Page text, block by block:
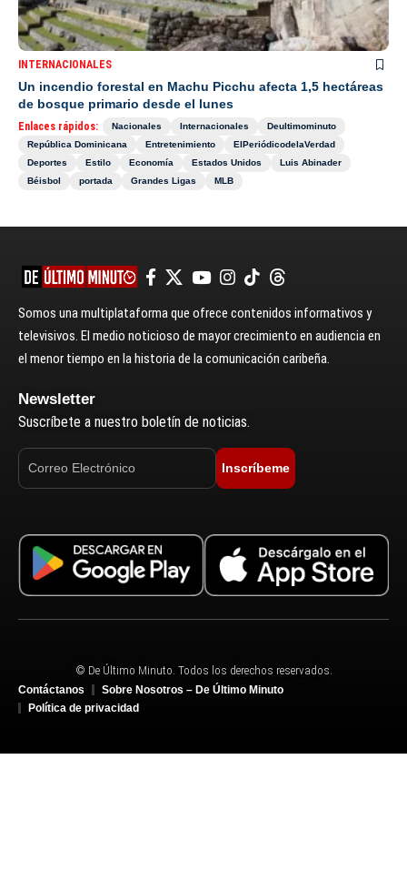
INTERNACIONALES
Un incendio forestal en Machu Picchu afecta 1,5 hectáreas
de bosque primario desde el lunes
Enlaces rápidos: Nacionales Internacionales
Deultimominuto
República Dominicana
Entretenimiento
ElPeriódicodelaVerdad
Deportes
Estilo Economía Estados Unidos
Luis Abinader
Béisbol
portada Grandes Ligas MLB
Somos una multiplataforma que ofrece contenidos informativos y
televisivos. El medio noticioso de mayor crecimiento en audiencia en
el menor tiempo en la historia de la comunicación caribeña.
Newsletter
Suscríbete a nuestro boletín de noticias.
Inscríbeme
© De Último Minuto. Todos los derechos reservados.
Contáctanos
Sobre Nosotros – De Último Minuto
Política de privacidad